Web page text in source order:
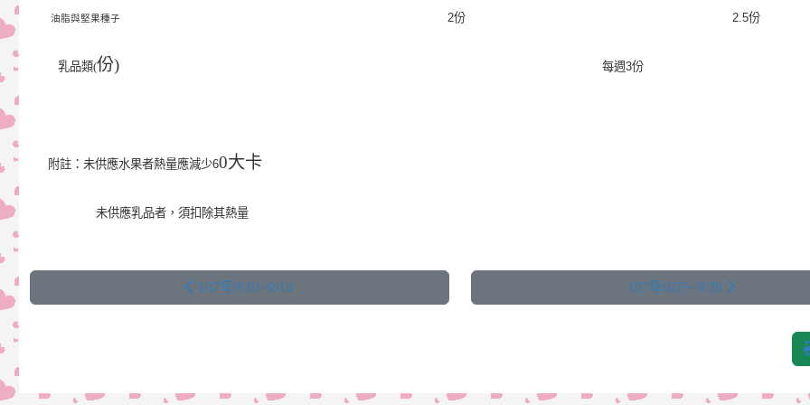
油脂與堅果種子 2份 2.5份
乳品類(份) 每週3份
附註：未供應水果者熱量應減少60大卡
未供應乳品者，須扣除其熱量
107年9/10~9/14 107年9/25~9/28